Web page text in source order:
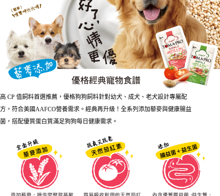
4.訂單成立30分鐘內，如未前往確認交易或遇審核未通過，訂單將自動取
消。如遇「轉專審核」未通過狀況，表示未達大哥付你分期系統評分，恕無
法說明評估內容。
【繳款方式說明】
1.分期款項不併入電信帳單，「大哥付你分期」於每月結算日後寄送繳費提
醒簡訊。
2.透過簡訊連結打開帳單後，可選擇「超商條碼／台灣大直營門市／銀行轉
帳／街口支付／iPASS MONEY」等通路繳費。
1.本服務係由「台灣大哥大股份有限公司」（以下簡稱本公司）所提供，讓
用戶於交易時，得透過本服務購買商品或服務，並由商店將買賣／分期付款
買賣價金債權讓與本公司後，依約使用本公司帳單繳交帳款。
2.基於同意付款使用「大哥付你分期」之契約關係目的，商店將以您的個人
由本公司與您本人進行分期帳單所需資料之確認、核對及更正。
3.完整用戶服務條款，請詳閱以下連結：https://oppay.tw/userRule
１．簡單：不需註冊會員、不需綁卡、不需儲值。
２．便利：只要手機號碼，簡訊認證，即可結帳。
３．安心：先確認商品／服務後，再付款。
【「AFTEE先享後付」結帳流程】
１．於結帳方式選擇「AFTEE先享後付」後，將跳轉至「AFTEE先享後付」
結帳頁面，進行簡訊認證並確認金額後，即可完成結帳。
２．訂單成立數日內，您將收到繳費通知簡訊。
３．收到繳費通知簡訊後14天內，點擊此簡訊中的連結，可透過四大超商／
ATM／網路銀行／等多元方式進行付款，方視為交易完成。
※ 請注意：結帳手續完成當下不需立刻繳費，但若您需要取消訂單，請聯絡
購買商品的店家。未經商家同意取消之訂單仍視為有效，需透過AFTEE先享
後付繳納相關費用。
※ 交易是否成功請以「AFTEE先享後付 」之結帳頁面顯示為準，若有關於
客戶支援中心」
https://netprotections.freshdesk.com/support/home
【注意事項】
１．透過由恩沛科技股份有限公司提供之「AFTEE先享後付」服務完成之交
易，需依本服務之必要範圍內提供個人資料，並將交易相關給付款項請求債
權轉讓予恩沛科技股份有限公司。
２．關於個人資料處理事宜，請瀏覽以下網址：
貨到付款
運送方式
本島宅配
每筆NT$95，滿NT$1,000(含以上)免運費
離島宅配
貨到付款
每筆NT$95，滿NT$1,000(含以上)免運費
高 CP 值飼料首選推薦，優格狗狗飼料針對幼犬、成犬、老犬設計專屬配
方，符合美國AAFCO營養需求。經典再升級！全系列添加藜麥與健康腸益
菌，搭配優質蛋白質滿足狗狗每日健康需求。